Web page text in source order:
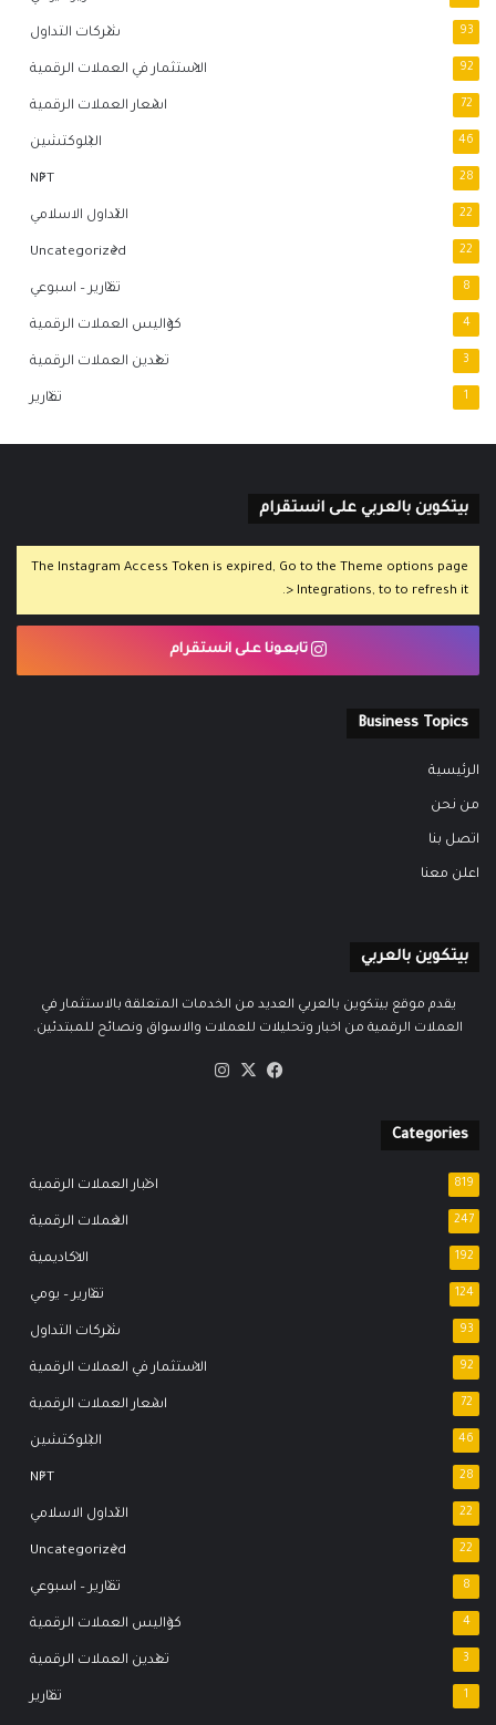
شركات التداول 93
الاستثمار في العملات الرقمية 92
اسعار العملات الرقمية 72
البلوكتشين 46
NFT 28
التداول الاسلامي 22
Uncategorized 22
تقارير – اسبوعي 8
كواليس العملات الرقمية 4
تعدين العملات الرقمية 3
تقارير 1
بيتكوين بالعربي على انستقرام
The Instagram Access Token is expired, Go to the Theme options page
> Integrations, to to refresh it.
تابعونا على انستقرام
Business Topics
الرئيسية
من نحن
اتصل بنا
اعلن معنا
بيتكوين بالعربي
يقدم موقع بيتكوين بالعربي العديد من الخدمات المتعلقة بالاستثمار في
العملات الرقمية من اخبار وتحليلات للعملات والاسواق ونصائح للمبتدئين.
فيسبوك
‫X
Categories
اخبار العملات الرقمية 819
العملات الرقمية 247
الاكاديمية 192
تقارير – يومي 124
شركات التداول 93
الاستثمار في العملات الرقمية 92
اسعار العملات الرقمية 72
البلوكتشين 46
NFT 28
التداول الاسلامي 22
Uncategorized 22
تقارير – اسبوعي 8
كواليس العملات الرقمية 4
تعدين العملات الرقمية 3
تقارير 1